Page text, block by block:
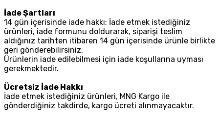
İade Şartları
14 gün içerisinde iade hakkı: İade etmek istediğiniz
ürünleri, iade formunu doldurarak, siparişi teslim
aldığınız tarihten itibaren 14 gün içerisinde ürünle birlikte
geri gönderebilirsiniz.
Ürünlerin iade edilebilmesi için iade koşullarına uyması
gerekmektedir.
Ücretsiz İade Hakkı
İade etmek istediğiniz ürünleri, MNG Kargo ile
gönderdiğiniz takdirde, kargo ücreti alınmayacaktır.